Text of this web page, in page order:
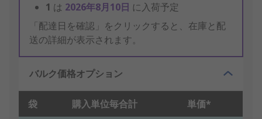
1 は 2026年8月10日 に入荷予定
「配達日を確認」をクリックすると、在庫と配
送の詳細が表示されます。
バルク価格オプション
袋 購入単位毎合計 単価*